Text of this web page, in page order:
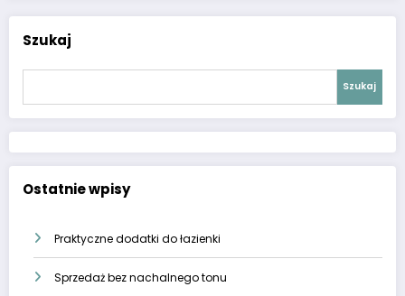
Szukaj
Szukaj
Ostatnie wpisy
Praktyczne dodatki do łazienki
Sprzedaż bez nachalnego tonu